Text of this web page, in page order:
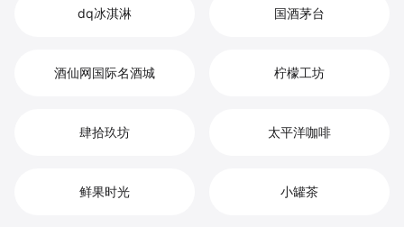
dq冰淇淋 国酒茅台
酒仙网国际名酒城 柠檬工坊
肆拾玖坊 太平洋咖啡
鲜果时光 小罐茶